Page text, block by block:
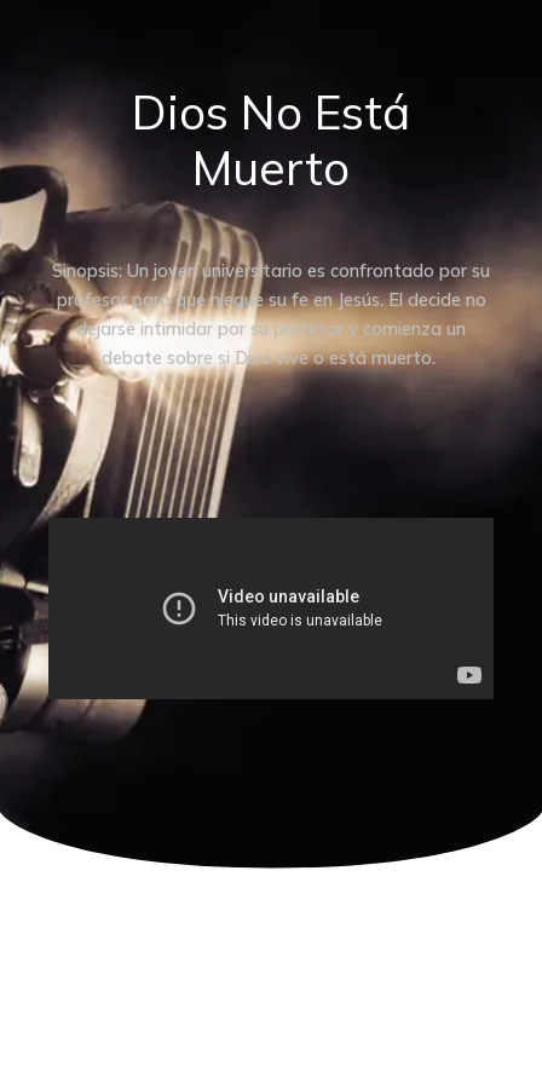
Dios No Está
Muerto
Sinopsis: Un joven universitario es confrontado por su
profesor para que niegue su fe en Jesús. El decide no
dejarse intimidar por su profesor y comienza un
debate sobre si Dios vive o está muerto.